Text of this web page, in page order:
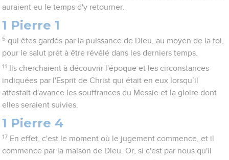
auraient eu le temps d'y retourner.
1 Pierre 1
5 qui êtes gardés par la puissance de Dieu, au moyen de la foi,
pour le salut prêt à être révélé dans les derniers temps.
11
Ils cherchaient à découvrir l'époque et les circonstances
indiquées par l'Esprit de Christ qui était en eux lorsqu’il
attestait d'avance les souffrances du Messie et la gloire dont
elles seraient suivies.
1 Pierre 4
17 En effet, c'est le moment où le jugement commence, et il
commence par la maison de Dieu. Or, si c'est par nous qu'il